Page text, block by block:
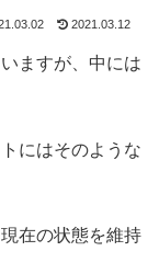
2021.03.12
ますが、中には
にはそのような
在の状態を維持